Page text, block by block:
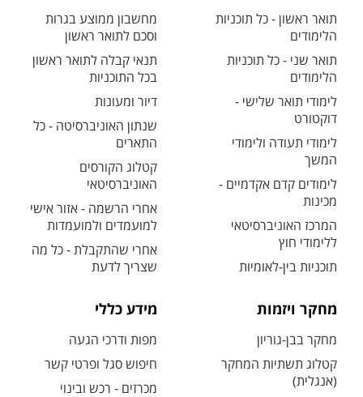
תואר ראשון - כל תוכניות
הלימודים
תואר שני - כל תוכניות
הלימודים
לימודי תואר שלישי -
דוקטורט
לימודי תעודה ולימודי
המשך
לימודים קדם אקדמיים -
מכינות
המרכז האוניברסיטאי
ללימודי חוץ
תוכניות בין-לאומיות
מחשבון ממוצע בגרות
וסכם לתואר ראשון
תנאי קבלה לתואר ראשון
בכל התוכניות
דיור ומעונות
שנתון האוניברסיטה - כל
התארים
קטלוג הקורסים
האוניברסיטאי
אחרי הרשמה - אזור אישי
למועמדים ולמועמדות
אחרי שהתקבלת - כל מה
שצריך לדעת
מחקר ויזמות
מחקר בבן-גוריון
קטלוג תשתיות המחקר
(אנגלית)
מידע כללי
מפות ודרכי הגעה
חיפוש סגל ופרטי קשר
מכרזים - רכש ובינוי